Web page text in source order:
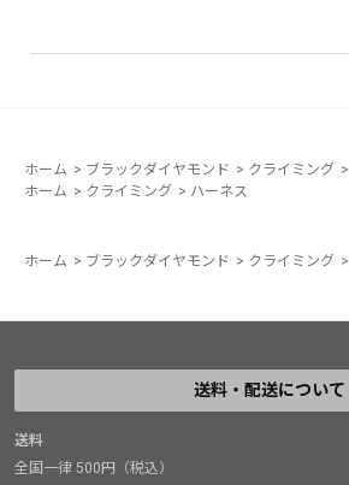
ホーム > ブラックダイヤモンド > クライミング >
ホーム > クライミング > ハーネス
ホーム > ブラックダイヤモンド > クライミング >
送料・配送について
送料
全国一律 500円（税込）